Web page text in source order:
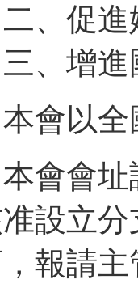
癌
際婦
全國
址設
設立
報請